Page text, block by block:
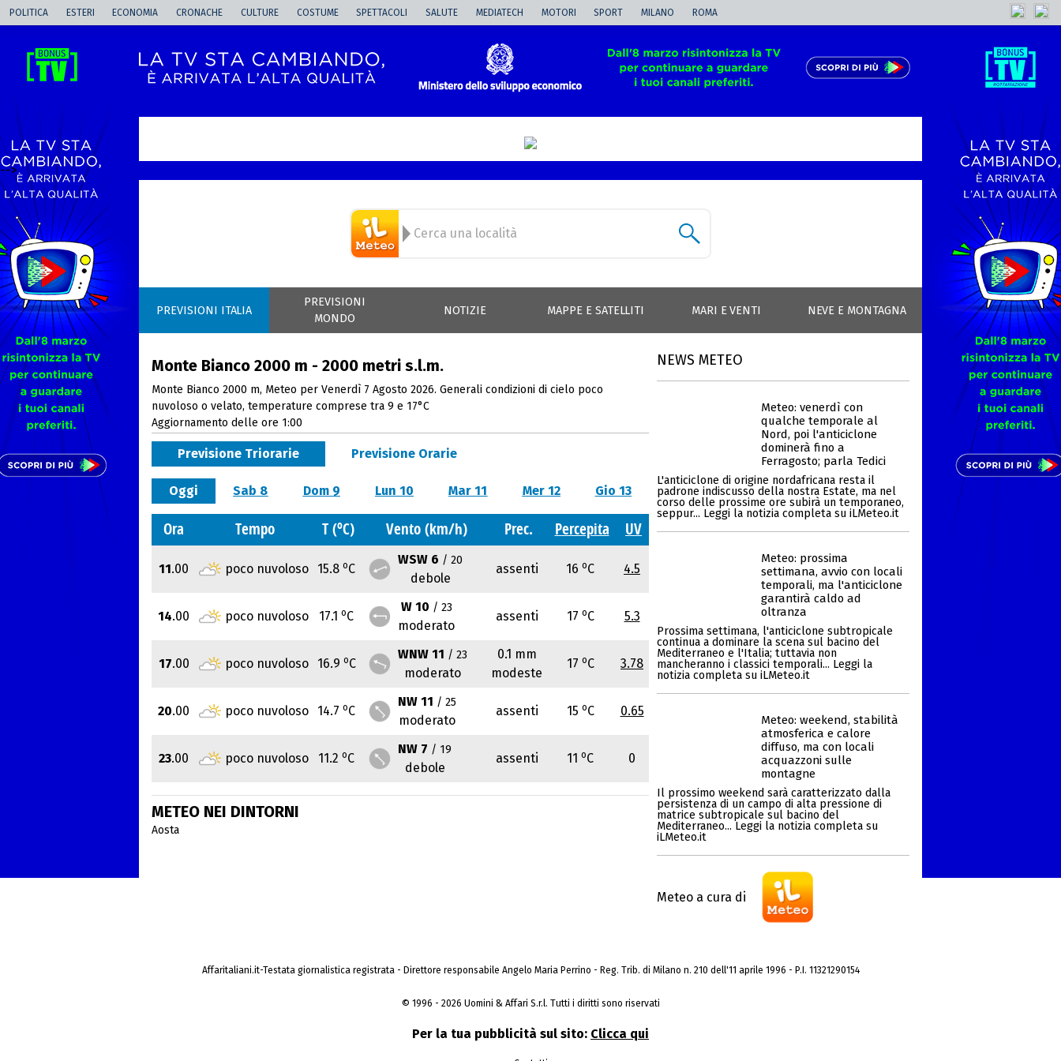
POLITICA ESTERI ECONOMIA CRONACHE CULTURE COSTUME SPETTACOLI SALUTE MEDIATECH MOTORI SPORT MILANO ROMA
-->
PREVISIONI ITALIA
PREVISIONI
MONDO
NOTIZIE MAPPE E SATELLITI MARI E VENTI NEVE E MONTAGNA
Monte Bianco 2000 m - 2000 metri s.l.m.
Monte Bianco 2000 m, Meteo per Venerdì 7 Agosto 2026. Generali condizioni di cielo poco
nuvoloso o velato, temperature comprese tra 9 e 17°C
Aggiornamento delle ore 1:00
Previsione Triorarie Previsione Orarie
Oggi Sab 8 Dom 9 Lun 10 Mar 11 Mer 12 Gio 13
Ora Tempo T (oC) Vento (km/h) Prec. Percepita UV
11.00 poco nuvoloso 15.8 oC
WSW 6 / 20
debole
assenti 16 oC 4.5
14.00 poco nuvoloso 17.1 oC
W 10 / 23
moderato
assenti 17 oC 5.3
17.00 poco nuvoloso 16.9 oC
WNW 11 / 23
moderato
0.1 mm
modeste
17 oC 3.78
20.00 poco nuvoloso 14.7 oC
NW 11 / 25
moderato
assenti 15 oC 0.65
23.00 poco nuvoloso 11.2 oC
NW 7 / 19
debole
assenti 11 oC 0
METEO NEI DINTORNI
Aosta
NEWS METEO
Meteo: venerdì con
qualche temporale al
Nord, poi l'anticiclone
dominerà fino a
Ferragosto; parla Tedici
L'anticiclone di origine nordafricana resta il
padrone indiscusso della nostra Estate, ma nel
corso delle prossime ore subirà un temporaneo,
seppur... Leggi la notizia completa su iLMeteo.it
Meteo: prossima
settimana, avvio con locali
temporali, ma l'anticiclone
garantirà caldo ad
oltranza
Prossima settimana, l'anticiclone subtropicale
continua a dominare la scena sul bacino del
Mediterraneo e l'Italia; tuttavia non
mancheranno i classici temporali... Leggi la
notizia completa su iLMeteo.it
Meteo: weekend, stabilità
atmosferica e calore
diffuso, ma con locali
acquazzoni sulle
montagne
Il prossimo weekend sarà caratterizzato dalla
persistenza di un campo di alta pressione di
matrice subtropicale sul bacino del
Mediterraneo... Leggi la notizia completa su
iLMeteo.it
Meteo a cura di
Affaritaliani.it-Testata giornalistica registrata - Direttore responsabile Angelo Maria Perrino - Reg. Trib. di Milano n. 210 dell'11 aprile 1996 - P.I. 11321290154
© 1996 - 2026 Uomini & Affari S.r.l. Tutti i diritti sono riservati
Per la tua pubblicità sul sito: Clicca qui